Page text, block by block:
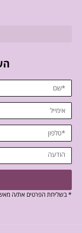
* בשליחת הפרטים את/ה